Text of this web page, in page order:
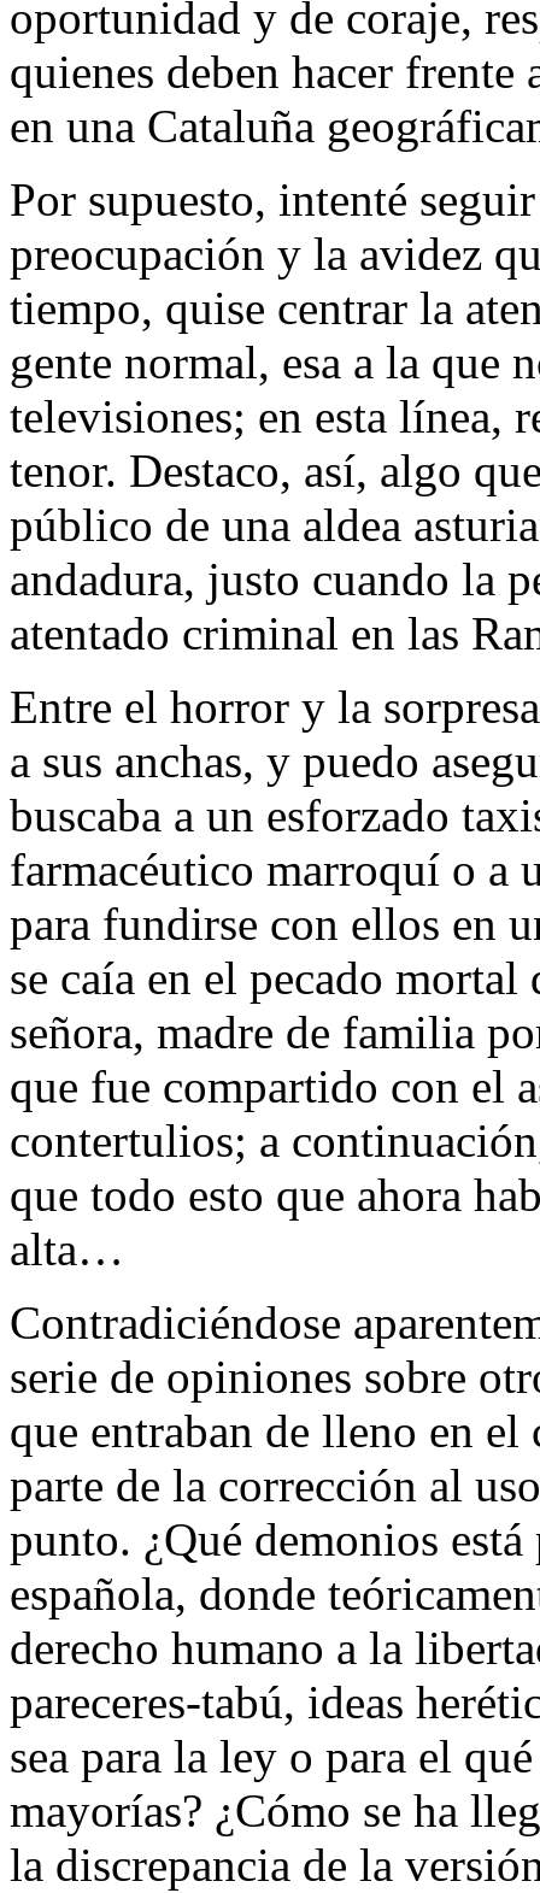
oportunidad y de coraje,
quienes deben hacer frente
en una Cataluña
Por supuesto, intenté
preocupación y la avidez
tiempo, quise centrar la
gente normal, esa a la que
televisiones; en esta línea,
tenor. Destaco, así, algo
público de una aldea
andadura, justo cuando la
atentado criminal en las
Entre el horror y la
a sus anchas, y puedo
buscaba a un esforzado
farmacéutico marroquí o a
para fundirse con ellos en
se caía en el pecado
señora, madre de familia
que fue compartido con el
contertulios; a
que todo esto que ahora
alta…
Contradiciéndose
serie de opiniones sobre
que entraban de lleno en
parte de la corrección al
punto. ¿Qué demonios está
española, donde
derecho humano a la
pareceres-tabú, ideas
sea para la ley o para el
mayorías? ¿Cómo se ha
la discrepancia de la